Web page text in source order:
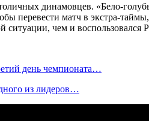
динамовцев. «Бело-
перевести матч в экстра-
чем и воспользовался
день чемпионата…
из лидеров…